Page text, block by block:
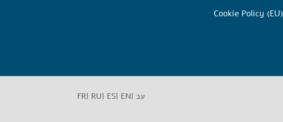
Cookie Policy (EU)
עב |EN |
ES |
RU |
FR